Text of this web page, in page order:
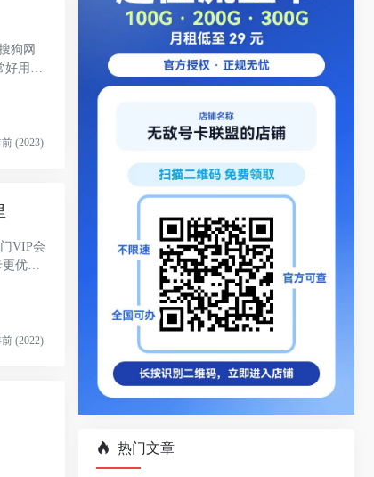
狗网
用，
(2023)
VIP会
优惠
(2022)
热门文章